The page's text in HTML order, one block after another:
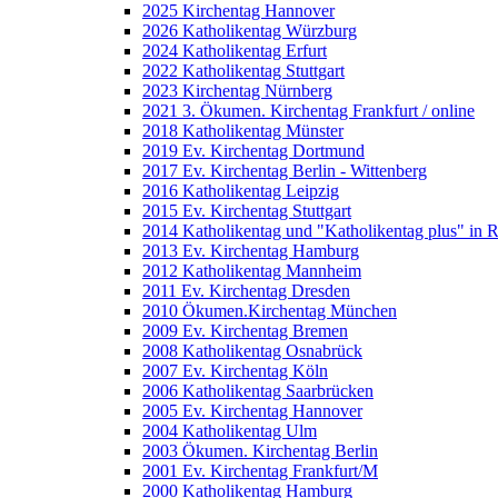
2025 Kirchentag Hannover
2026 Katholikentag Würzburg
2024 Katholikentag Erfurt
2022 Katholikentag Stuttgart
2023 Kirchentag Nürnberg
2021 3. Ökumen. Kirchentag Frankfurt / online
2018 Katholikentag Münster
2019 Ev. Kirchentag Dortmund
2017 Ev. Kirchentag Berlin - Wittenberg
2016 Katholikentag Leipzig
2015 Ev. Kirchentag Stuttgart
2014 Katholikentag und "Katholikentag plus" in
2013 Ev. Kirchentag Hamburg
2012 Katholikentag Mannheim
2011 Ev. Kirchentag Dresden
2010 Ökumen.Kirchentag München
2009 Ev. Kirchentag Bremen
2008 Katholikentag Osnabrück
2007 Ev. Kirchentag Köln
2006 Katholikentag Saarbrücken
2005 Ev. Kirchentag Hannover
2004 Katholikentag Ulm
2003 Ökumen. Kirchentag Berlin
2001 Ev. Kirchentag Frankfurt/M
2000 Katholikentag Hamburg